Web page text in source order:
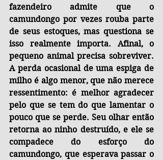
fazendeiro admite que o
camundongo por vezes rouba parte
de seus estoques, mas questiona se
isso realmente importa. Afinal, o
pequeno animal precisa sobreviver.
A perda ocasional de uma espiga de
milho é algo menor, que não merece
ressentimento: é melhor agradecer
pelo que se tem do que lamentar o
pouco que se perde. Seu olhar então
retorna ao ninho destruído, e ele se
compadece do esforço do
camundongo, que esperava passar o